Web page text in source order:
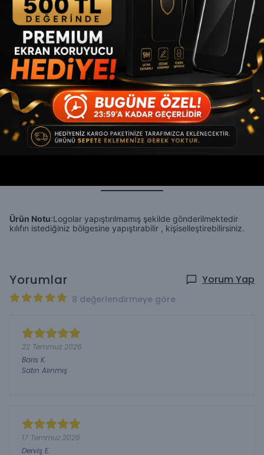
HEMEN AL
WHATSAPP
Ücretsiz Kargo
En Uygun Fiyat Garantisi
Ürün Notu:Logolar yapıştırılmamış şekilde gönderilmektedir
kılıfın istediğiniz bölgesine yapıştırabilir , kişiselleştirebilirsiniz.
Yorumlar Yorum Yap
8 değerlendirmeye göre
22 Temmuz 2026
Baris K.
Satın Alınmış
17 Temmuz 2026
Derviş E.